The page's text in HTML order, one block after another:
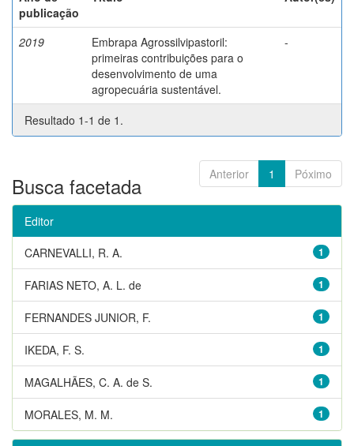
publicação
2019
Embrapa Agrossilvipastoril:
primeiras contribuições para o
desenvolvimento de uma
agropecuária sustentável.
-
Resultado 1-1 de 1.
Anterior 1 Póximo
Busca facetada
Editor
1
CARNEVALLI, R. A.
1
FARIAS NETO, A. L. de
1
FERNANDES JUNIOR, F.
1
IKEDA, F. S.
1
MAGALHÃES, C. A. de S.
1
MORALES, M. M.